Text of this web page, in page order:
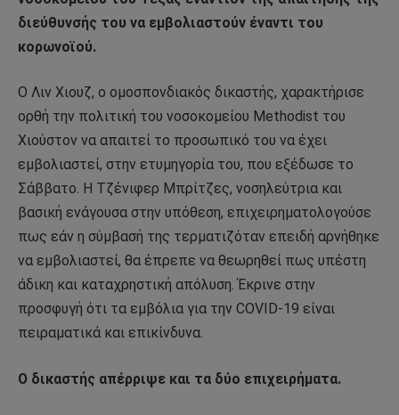
διεύθυνσής του να εμβολιαστούν έναντι του
κορωνοϊού.
Ο Λιν Χιουζ, ο ομοσπονδιακός δικαστής, χαρακτήρισε
ορθή την πολιτική του νοσοκομείου Methodist του
Χιούστον να απαιτεί το προσωπικό του να έχει
εμβολιαστεί, στην ετυμηγορία του, που εξέδωσε το
Σάββατο. Η Τζένιφερ Μπρίτζες, νοσηλεύτρια και
βασική ενάγουσα στην υπόθεση, επιχειρηματολογούσε
πως εάν η σύμβασή της τερματιζόταν επειδή αρνήθηκε
να εμβολιαστεί, θα έπρεπε να θεωρηθεί πως υπέστη
άδικη και καταχρηστική απόλυση. Έκρινε στην
προσφυγή ότι τα εμβόλια για την COVID-19 είναι
πειραματικά και επικίνδυνα.
Ο δικαστής απέρριψε και τα δύο επιχειρήματα.